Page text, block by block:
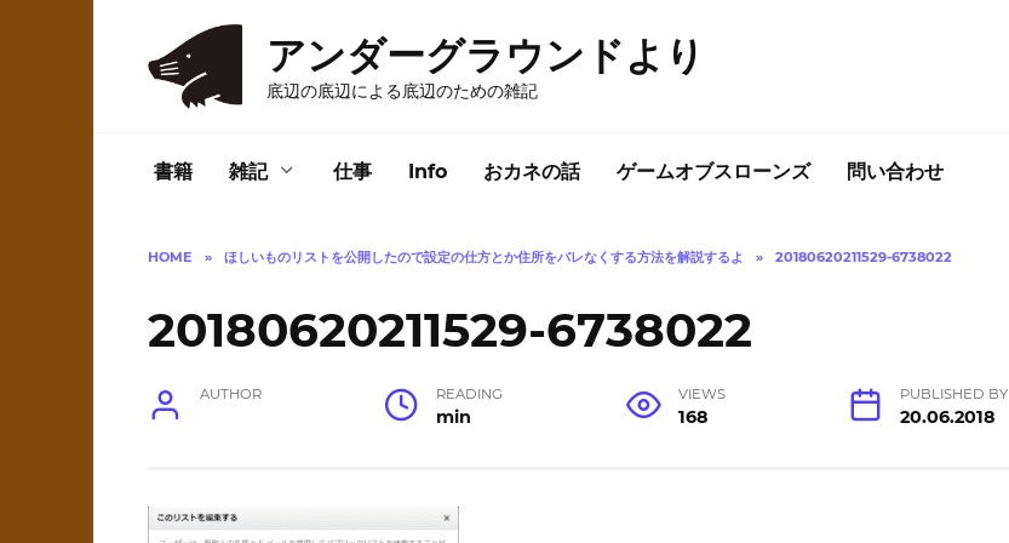
アンダーグラウンドより
底辺の底辺による底辺のための雑記
書籍 雑記 仕事 Info おカネの話 ゲームオブスローンズ 問い合わせ
HOME » ほしいものリストを公開したので設定の仕方とか住所をバレなくする方法を解説するよ » 20180620211529-6738022
20180620211529-6738022
AUTHOR READING
min
VIEWS
168
PUBLISHED BY
20.06.2018